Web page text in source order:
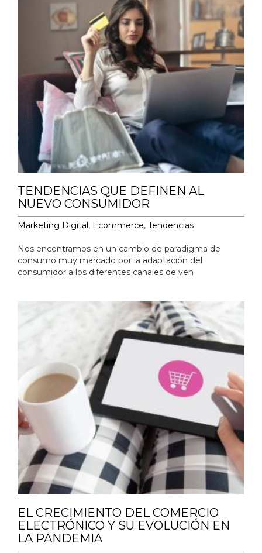
TENDENCIAS QUE DEFINEN AL
NUEVO CONSUMIDOR
Marketing Digital, Ecommerce, Tendencias
Nos encontramos en un cambio de paradigma de
consumo muy marcado por la adaptación del
consumidor a los diferentes canales de ven
EL CRECIMIENTO DEL COMERCIO
ELECTRÓNICO Y SU EVOLUCIÓN EN
LA PANDEMIA